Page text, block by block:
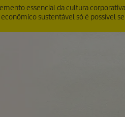
essencial da cultura
sustentável só é possível